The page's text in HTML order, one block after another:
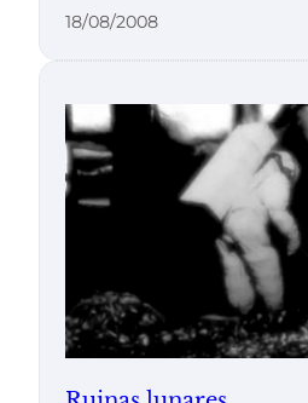
18/08/2008